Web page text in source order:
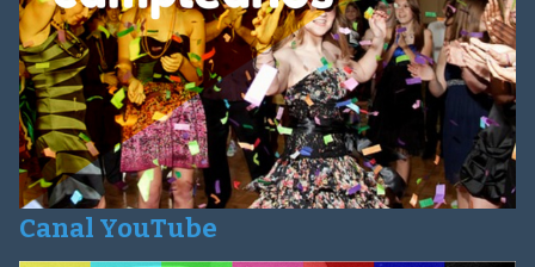
Canal YouTube